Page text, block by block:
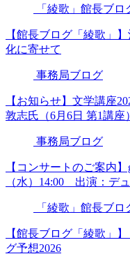
「綾歌」館長ブロ
【館長ブログ「綾歌」
化に寄せて
事務局ブログ
【お知らせ】文学講座
敦志氏（6月6日 第1講座
事務局ブログ
【コンサートのご案内】
（水）14:00 出演：デ
「綾歌」館長ブロ
【館長ブログ「綾歌」
グ予想2026